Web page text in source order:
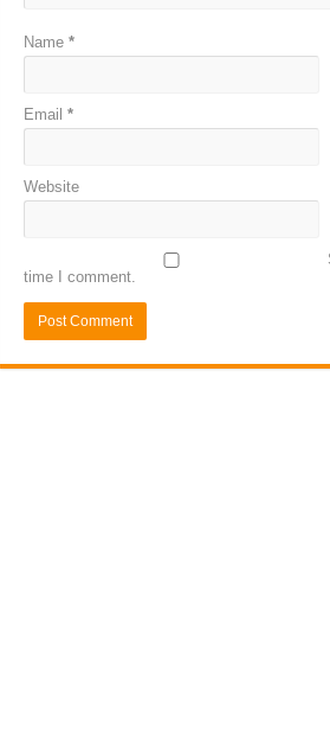
Name *
Email *
Website
time I comment.